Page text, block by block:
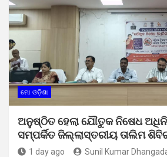
ମୋ ଓଡ଼ିଶା
ଅନୁଷ୍ଠିତ ହେଲା ଯୌତୁକ ନିଷେଧ
ସମ୍ପର୍କିତ ଜିଲ୍ଲାସ୍ତରୀୟ ତାଲିମ
1 day ago Sunil Kumar